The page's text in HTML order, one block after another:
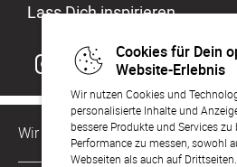
Cookies für Dein
Website-Erlebnis
Wir nutzen Cookies und
personalisierte Inhalte und
bessere Produkte und Services zu
Performance zu messen, sowohl
Webseiten als auch auf
Lass Dich inspirieren
Wir sind für Dich da